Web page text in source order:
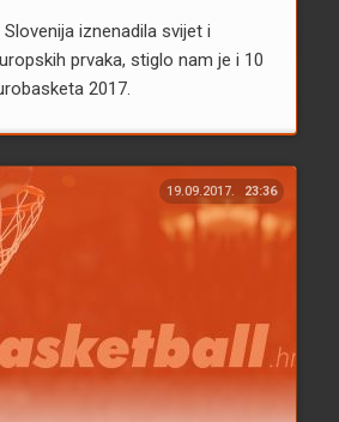
iznenadila svijet i
prvaka, stiglo nam je i 10
2017.
19.09.2017. 23:36